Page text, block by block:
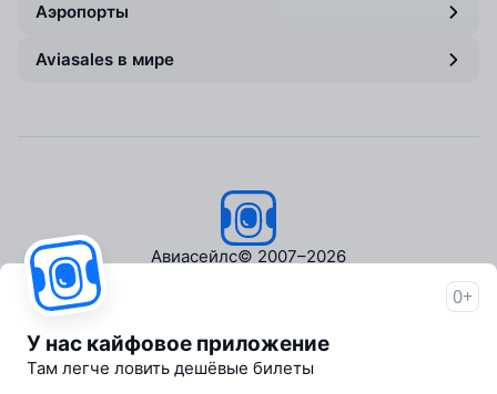
Аэропорты
Aviasales в мире
Авиасейлс© 2007–2026
Пресс‑центр
Travelpayouts
Партнёрская программа
0+
У нас кайфовое приложение
Там легче ловить дешёвые билеты